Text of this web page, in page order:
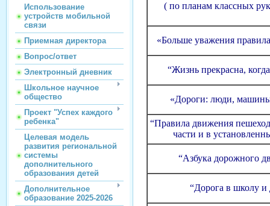
Использование
устройств мобильной
связи
Приемная директора
Вопрос/ответ
Электронный дневник
Школьное научное
общество
Проект "Успех каждого
ребенка"
Целевая модель
развития региональной
системы
дополнительного
образования детей
Дополнительное
образование 2025-2026
( по планам классных
«Больше уважения
“Жизнь прекрасна,
«Дороги: люди,
“Правила движения
части и в
“Азбука дорожного
“Дорога в школу и